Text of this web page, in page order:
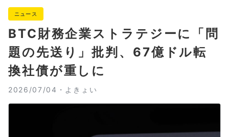
ニュース
BTC財務企業ストラテジーに「問
題の先送り」批判、67億ドル転
換社債が重しに
2026/07/04・ よきょい